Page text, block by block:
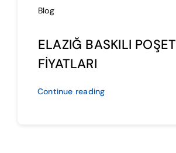
Blog
ELAZIĞ BASKILI POŞET
FİYATLARI
Continue reading